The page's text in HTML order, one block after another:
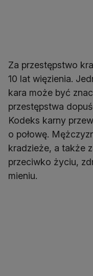
Za przestępstwo
10 lat więzienia.
kara może być
przestępstwa
Kodeks karny
o połowę.
kradzieże, a także
przeciwko życiu,
mieniu.